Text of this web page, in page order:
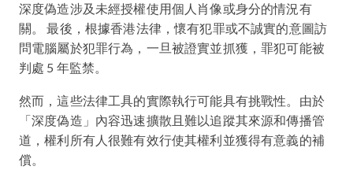
深度偽造涉及未經授權使用個人肖像或身分的情況有
關。 最後，根據香港法律，懷有犯罪或不誠實的意圖訪
問電腦屬於犯罪行為，一旦被證實並抓獲，罪犯可能被
判處 5 年監禁。
然而，這些法律工具的實際執行可能具有挑戰性。由於
「深度偽造」內容迅速擴散且難以追蹤其來源和傳播管
道，權利所有人很難有效行使其權利並獲得有意義的補
償。